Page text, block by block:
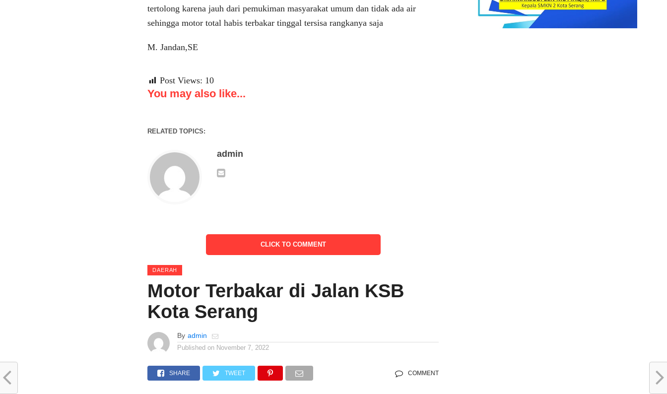
tertolong karena jauh dari pemukiman masyarakat umum dan tidak ada air
sehingga motor total habis terbakar tinggal tersisa rangkanya saja
M. Jandan,SE
Post Views: 10
You may also like...
RELATED TOPICS:
admin
CLICK TO COMMENT
DAERAH
Motor Terbakar di Jalan KSB
Kota Serang
By admin
Published on November 7, 2022
SHARE TWEET COMMENT